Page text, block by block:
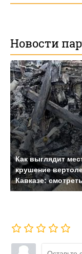
Новости
Как выглядит
крушение
Кавказе: